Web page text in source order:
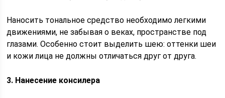
Наносить тональное средство необходимо легкими
движениями, не забывая о веках, пространстве под
глазами. Особенно стоит выделить шею: оттенки шеи
и кожи лица не должны отличаться друг от друга.
3. Нанесение консилера